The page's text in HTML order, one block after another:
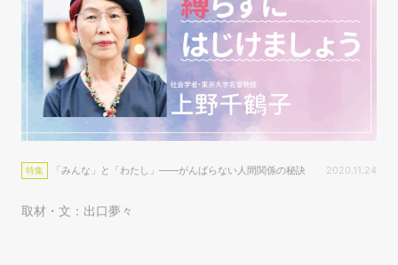
特集 「みんな」と「わたし」――がんばらない人間関係の秘訣 2020.11.24
取材・文：出口夢々